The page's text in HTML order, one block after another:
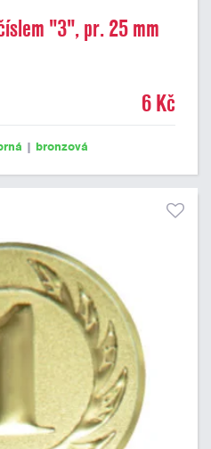
"3", pr. 25 mm
6 Kč
| bronzová